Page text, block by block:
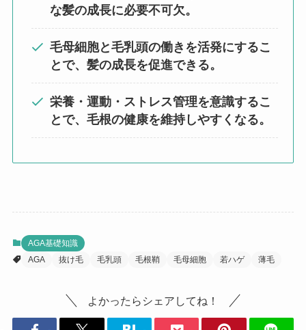
な髪の成長に必要不可欠。
毛母細胞と毛乳頭の働きを活発にするこ
とで、髪の成長を促進できる。
栄養・運動・ストレス管理を意識するこ
とで、毛根の健康を維持しやすくなる。
AGA基礎知識
AGA
抜け毛 毛乳頭 毛根鞘 毛母細胞 若ハゲ 薄毛
よかったらシェアしてね！